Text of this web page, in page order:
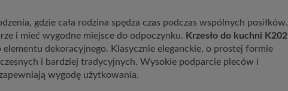
gdzie cała rodzina spędza czas podczas wspólnych posiłków.
i mieć wygodne miejsce do odpoczynku. Krzesło do kuchni K202
dekoracyjnego. Klasycznie eleganckie, o prostej formie
i bardziej tradycyjnych. Wysokie podparcie pleców i
wygodę użytkowania.